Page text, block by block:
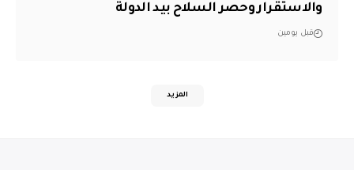
والاستقرار وحصر السلاح بيد الدولة
قبل يومين
المزيد